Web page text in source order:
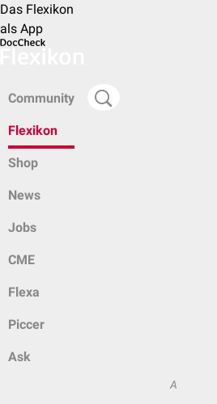
Das Flexikon
als App
Community
Flexikon
Shop
News
Jobs
CME
Flexa
Piccer
Ask
A